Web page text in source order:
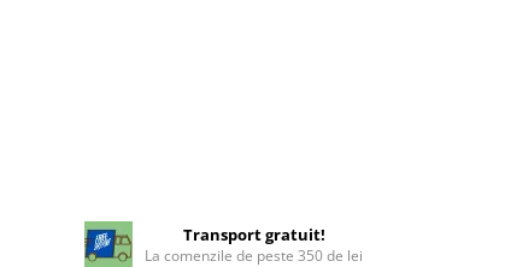
Transport gratuit!
La comenzile de peste 350 de lei